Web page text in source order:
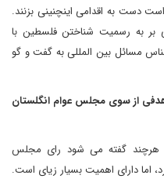
دست به اقدامی اینچنینی بزنند.
بر به رسمیت شناختن فلسطین با
مسائل بین المللی به گفت و گو
از سوی مجلس عوام انگلستان
هرچند گفته می شود رای مجلس
اما دارای اهمیت بسیار زیای است.